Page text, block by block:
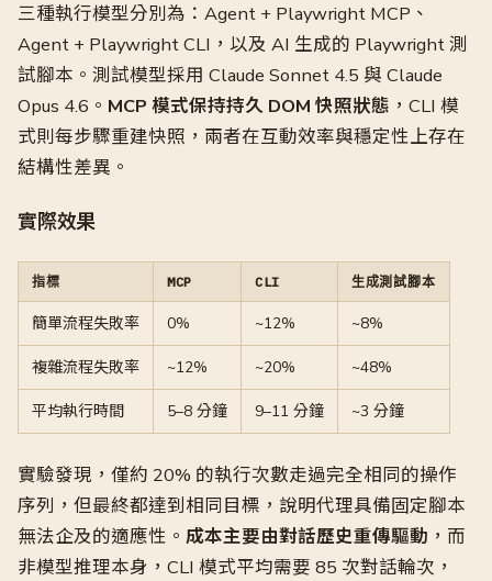
三種執行模型分別為：Agent + Playwright MCP、
Agent + Playwright CLI，以及 AI 生成的 Playwright 測
試腳本。測試模型採用 Claude Sonnet 4.5 與 Claude
Opus 4.6。 MCP 模式保持持久 DOM 快照狀態 ，CLI 模
式則每步驟重建快照，兩者在互動效率與穩定性上存在
結構性差異。
實際效果
指標 MCP CLI 生成測試腳本
簡單流程失敗率 0% ~12% ~8%
複雜流程失敗率 ~12% ~20% ~48%
平均執行時間 5–8 分鐘 9–11 分鐘 ~3 分鐘
實驗發現，僅約 20% 的執行次數走過完全相同的操作
序列，但最終都達到相同目標，說明代理具備固定腳本
無法企及的適應性。 成本主要由對話歷史重傳驅動 ，而
非模型推理本身，CLI 模式平均需要 85 次對話輪次，